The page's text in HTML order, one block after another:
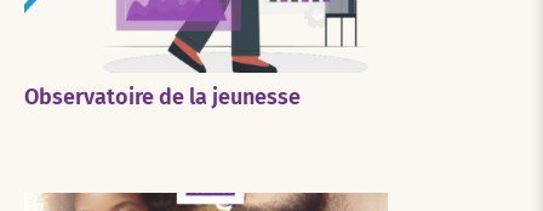
Observatoire de la jeunesse